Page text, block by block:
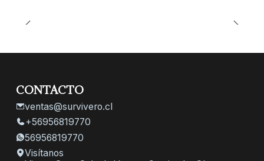
CONTACTO
ventas@survivero.cl
+56956819770
56956819770
Visítanos